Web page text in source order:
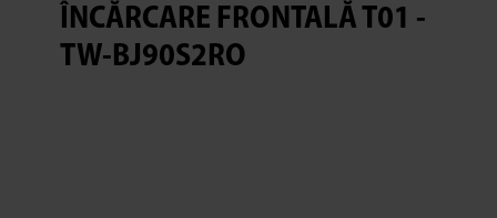
ÎNCĂRCARE FRONTALĂ T01 -
TW-BJ90S2RO